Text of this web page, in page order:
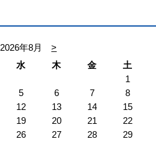
2026年8月
>
水 木 金
土
1
5 6 7
8
12 13 14
15
19 20 21
22
26 27 28
29